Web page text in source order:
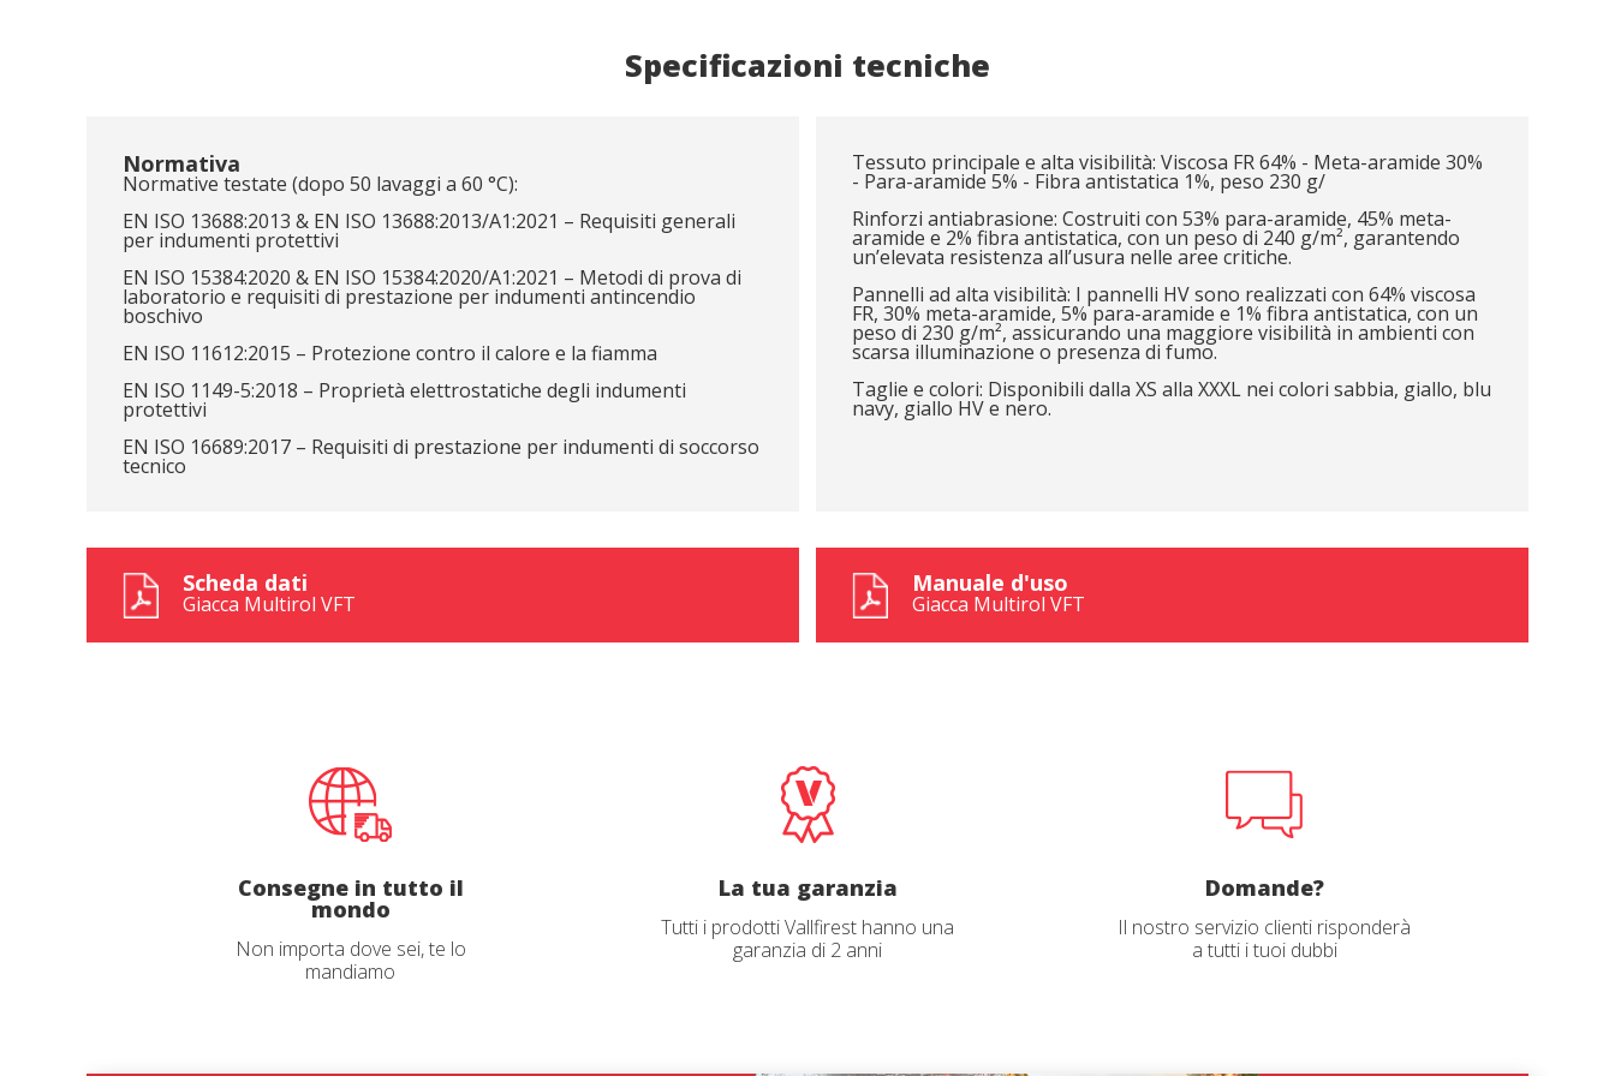
Specificazioni tecniche
Normativa
Normative testate (dopo 50 lavaggi a 60 °C):
EN ISO 13688:2013 & EN ISO 13688:2013/A1:2021 – Requisiti generali
per indumenti protettivi
EN ISO 15384:2020 & EN ISO 15384:2020/A1:2021 – Metodi di prova di
laboratorio e requisiti di prestazione per indumenti antincendio
boschivo
EN ISO 11612:2015 – Protezione contro il calore e la fiamma
EN ISO 1149-5:2018 – Proprietà elettrostatiche degli indumenti
protettivi
EN ISO 16689:2017 – Requisiti di prestazione per indumenti di soccorso
tecnico
Tessuto principale e alta visibilità: Viscosa FR 64% - Meta-aramide 30%
- Para-aramide 5% - Fibra antistatica 1%, peso 230 g/
Rinforzi antiabrasione: Costruiti con 53% para-aramide, 45% meta-
aramide e 2% fibra antistatica, con un peso di 240 g/m², garantendo
un’elevata resistenza all’usura nelle aree critiche.
Pannelli ad alta visibilità: I pannelli HV sono realizzati con 64% viscosa
FR, 30% meta-aramide, 5% para-aramide e 1% fibra antistatica, con un
peso di 230 g/m², assicurando una maggiore visibilità in ambienti con
scarsa illuminazione o presenza di fumo.
Taglie e colori: Disponibili dalla XS alla XXXL nei colori sabbia, giallo, blu
navy, giallo HV e nero.
Scheda dati
Giacca Multirol VFT
Manuale d'uso
Giacca Multirol VFT
Consegne in tutto il
mondo
Non importa dove sei, te lo
mandiamo
La tua garanzia
Tutti i prodotti Vallfirest hanno una
garanzia di 2 anni
Domande?
Il nostro servizio clienti risponderà
a tutti i tuoi dubbi